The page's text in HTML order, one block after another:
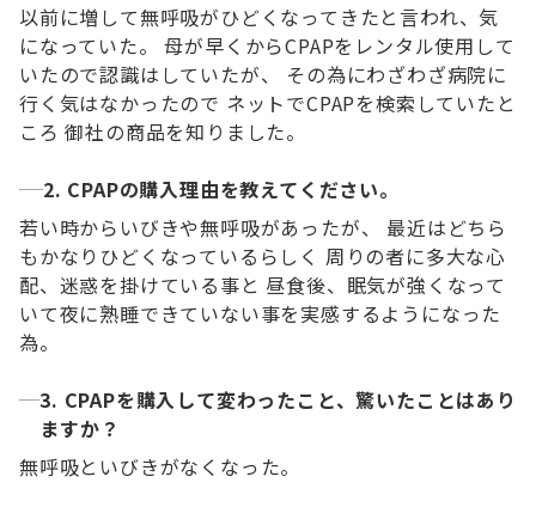
以前に増して無呼吸がひどくなってきたと言われ、気
になっていた。 母が早くからCPAPをレンタル使用して
いたので認識はしていたが、 その為にわざわざ病院に
行く気はなかったので ネットでCPAPを検索していたと
ころ 御社の商品を知りました。
2. CPAPの購入理由を教えてください。
若い時からいびきや無呼吸があったが、 最近はどちら
もかなりひどくなっているらしく 周りの者に多大な心
配、迷惑を掛けている事と 昼食後、眠気が強くなって
いて夜に熟睡できていない事を実感するようになった
為。
3. CPAPを購入して変わったこと、驚いたことはあり
ますか？
無呼吸といびきがなくなった。